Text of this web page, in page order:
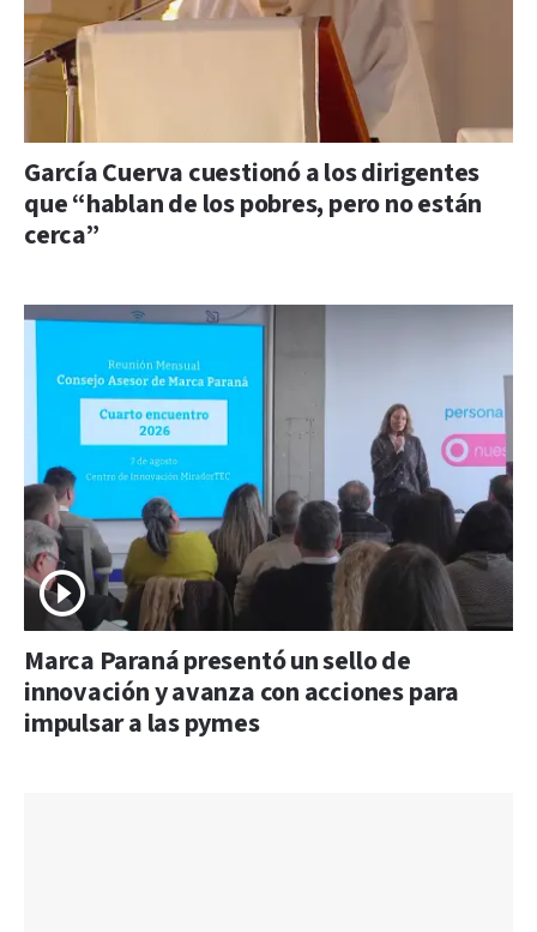
García Cuerva cuestionó a los dirigentes
que “hablan de los pobres, pero no están
cerca”
Marca Paraná presentó un sello de
innovación y avanza con acciones para
impulsar a las pymes